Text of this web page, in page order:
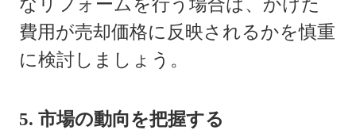
費用が売却価格に反映されるかを慎重
に検討しましょう。
5. 市場の動向を把握する